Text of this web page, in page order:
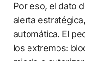
Por eso, el dato
alerta
automática. El
los extremos: